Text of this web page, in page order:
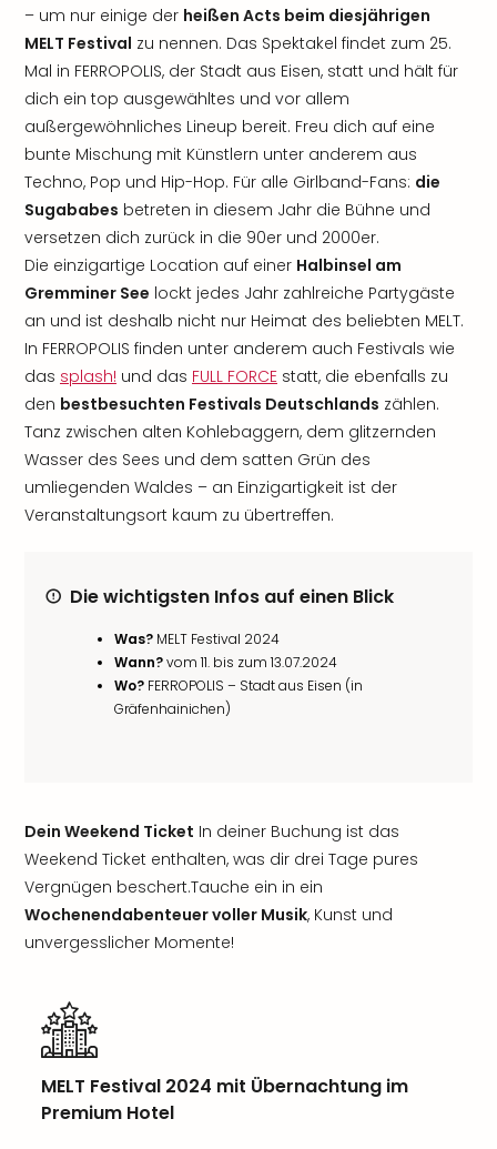
– um nur einige der heißen Acts beim diesjährigen
MELT Festival zu nennen. Das Spektakel findet zum 25.
Mal in FERROPOLIS, der Stadt aus Eisen, statt und hält für
dich ein top ausgewähltes und vor allem
außergewöhnliches Lineup bereit. Freu dich auf eine
bunte Mischung mit Künstlern unter anderem aus
Techno, Pop und Hip-Hop. Für alle Girlband-Fans: die
Sugababes betreten in diesem Jahr die Bühne und
versetzen dich zurück in die 90er und 2000er.
Die einzigartige Location auf einer Halbinsel am
Gremminer See lockt jedes Jahr zahlreiche Partygäste
an und ist deshalb nicht nur Heimat des beliebten MELT.
In FERROPOLIS finden unter anderem auch Festivals wie
das splash! und das FULL FORCE statt, die ebenfalls zu
den bestbesuchten Festivals Deutschlands zählen.
Tanz zwischen alten Kohlebaggern, dem glitzernden
Wasser des Sees und dem satten Grün des
umliegenden Waldes – an Einzigartigkeit ist der
Veranstaltungsort kaum zu übertreffen.
Die wichtigsten Infos auf einen Blick
Was? MELT Festival 2024
Wann?vom 11. bis zum 13.07.2024
Wo? FERROPOLIS – Stadt aus Eisen (in
Gräfenhainichen)
Dein Weekend Ticket In deiner Buchung ist das
Weekend Ticket enthalten, was dir drei Tage pures
Vergnügen beschert.Tauche ein in ein
Wochenendabenteuer voller Musik, Kunst und
unvergesslicher Momente!
MELT Festival 2024 mit Übernachtung im
Premium Hotel